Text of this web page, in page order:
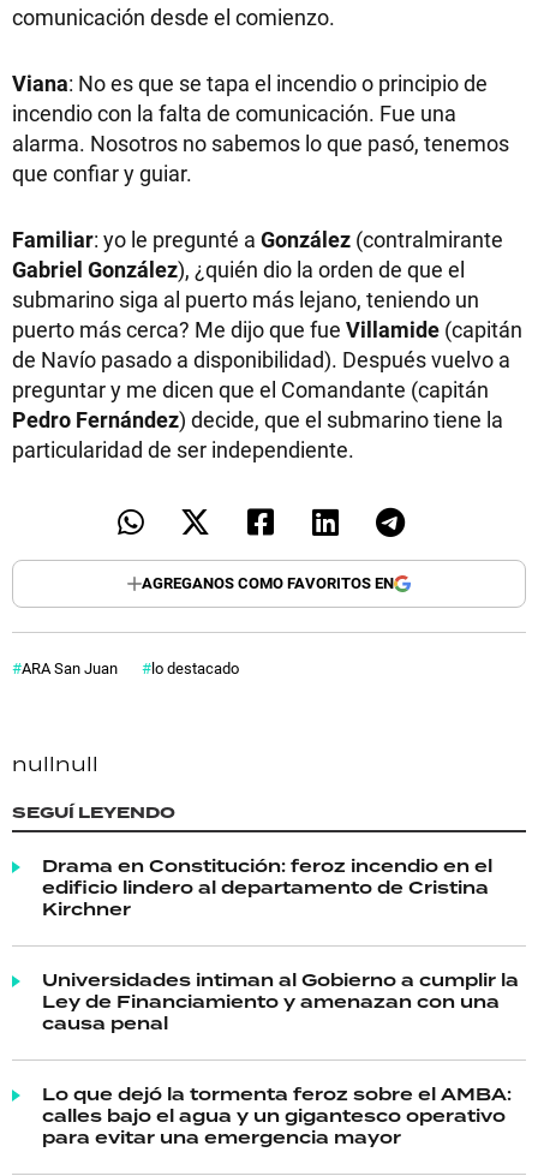
comunicación desde el comienzo.
Viana: No es que se tapa el incendio o principio de
incendio con la falta de comunicación. Fue una
alarma. Nosotros no sabemos lo que pasó, tenemos
que confiar y guiar.
Familiar: yo le pregunté a González (contralmirante
Gabriel González), ¿quién dio la orden de que el
submarino siga al puerto más lejano, teniendo un
puerto más cerca? Me dijo que fue Villamide (capitán
de Navío pasado a disponibilidad). Después vuelvo a
preguntar y me dicen que el Comandante (capitán
Pedro Fernández) decide, que el submarino tiene la
particularidad de ser independiente.
AGREGANOS COMO FAVORITOS EN
ARA San Juan lo destacado
nullnull
SEGUÍ LEYENDO
Drama en Constitución: feroz incendio en el
edificio lindero al departamento de Cristina
Kirchner
Universidades intiman al Gobierno a cumplir la
Ley de Financiamiento y amenazan con una
causa penal
Lo que dejó la tormenta feroz sobre el AMBA:
calles bajo el agua y un gigantesco operativo
para evitar una emergencia mayor